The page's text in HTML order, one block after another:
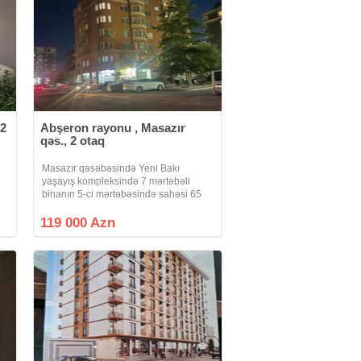
Abşeron rayonu , Masazır
qəs., 2 otaq
Masazır qəsəbəsində Yeni Bakı
yaşayış kompleksində 7 mərtəbəli
binanın 5-ci mərtəbəsində sahəsi 65
ipotekaya yararlı, əşyalı bina evi
119 000 Azn